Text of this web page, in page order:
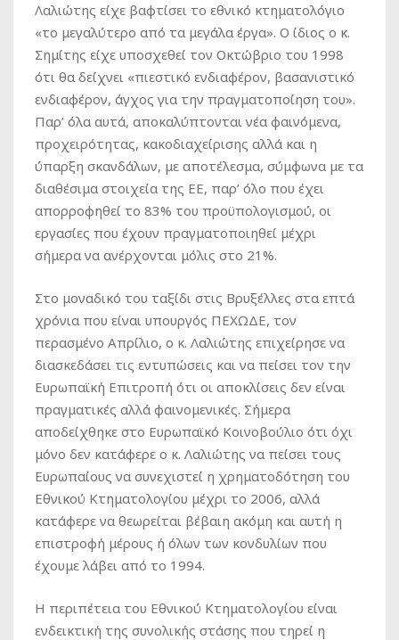
Λαλιώτης είχε βαφτίσει το εθνικό κτηματολόγιο
«το μεγαλύτερο από τα μεγάλα έργα». Ο ίδιος ο κ.
Σημίτης είχε υποσχεθεί τον Οκτώβριο του 1998
ότι θα δείχνει «πιεστικό ενδιαφέρον, βασανιστικό
ενδιαφέρον, άγχος για την πραγματοποίηση του».
Παρ’ όλα αυτά, αποκαλύπτονται νέα φαινόμενα,
προχειρότητας, κακοδιαχείρισης αλλά και η
ύπαρξη σκανδάλων, με αποτέλεσμα, σύμφωνα με τα
διαθέσιμα στοιχεία της ΕΕ, παρ’ όλο που έχει
απορροφηθεί το 83% του προϋπολογισμού, οι
εργασίες που έχουν πραγματοποιηθεί μέχρι
σήμερα να ανέρχονται μόλις στο 21%.
Στο μοναδικό του ταξίδι στις Βρυξέλλες στα επτά
χρόνια που είναι υπουργός ΠΕΧΩΔΕ, τον
περασμένο Απρίλιο, ο κ. Λαλιώτης επιχείρησε να
διασκεδάσει τις εντυπώσεις και να πείσει τον την
Ευρωπαϊκή Επιτροπή ότι οι αποκλίσεις δεν είναι
πραγματικές αλλά φαινομενικές. Σήμερα
αποδείχθηκε στο Ευρωπαϊκό Κοινοβούλιο ότι όχι
μόνο δεν κατάφερε ο κ. Λαλιώτης να πείσει τους
Ευρωπαίους να συνεχιστεί η χρηματοδότηση του
Εθνικού Κτηματολογίου μέχρι το 2006, αλλά
κατάφερε να θεωρείται βέβαιη ακόμη και αυτή η
επιστροφή μέρους ή όλων των κονδυλίων που
έχουμε λάβει από το 1994.
Η περιπέτεια του Εθνικού Κτηματολογίου είναι
ενδεικτική της συνολικής στάσης που τηρεί η